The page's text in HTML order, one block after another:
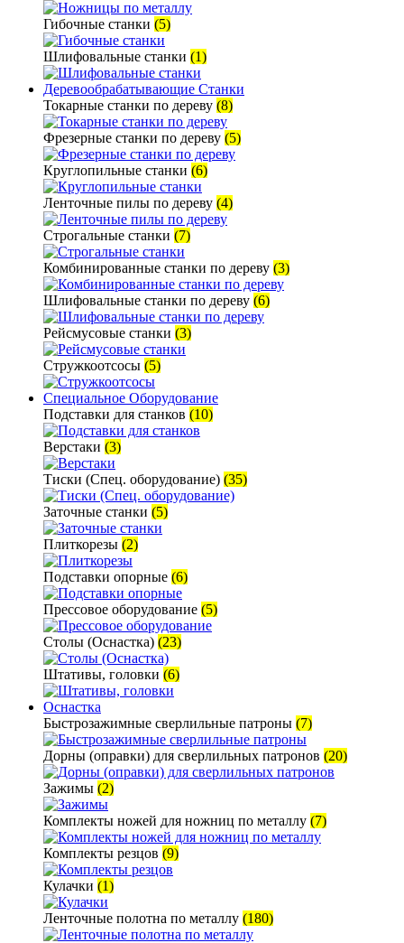
Гибочные станки (5)
Шлифовальные станки (1)
Деревообрабатывающие Станки
Токарные станки по дереву (8)
Фрезерные станки по дереву (5)
Круглопильные станки (6)
Ленточные пилы по дереву (4)
Строгальные станки (7)
Комбинированные станки по дереву (3)
Шлифовальные станки по дереву (6)
Рейсмусовые станки (3)
Стружкоотсосы (5)
Специальное Оборудование
Подставки для станков (10)
Верстаки (3)
Тиски (Спец. оборудование) (35)
Заточные станки (5)
Плиткорезы (2)
Подставки опорные (6)
Прессовое оборудование (5)
Столы (Оснастка) (23)
Штативы, головки (6)
Оснастка
Быстрозажимные сверлильные патроны (7)
Дорны (оправки) для сверлильных патронов (20)
Зажимы (2)
Комплекты ножей для ножниц по металлу (7)
Комплекты резцов (9)
Кулачки (1)
Ленточные полотна по металлу (180)